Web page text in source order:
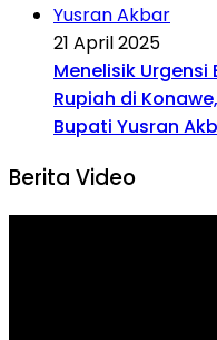
21 April 2025
Menelisik
Rupiah di
Bupati Yusran
Berita Video